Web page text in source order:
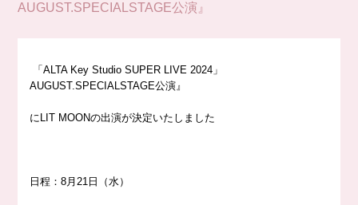
AUGUST.SPECIALSTAGE公演』
「ALTA Key Studio SUPER LIVE 2024」
AUGUST.SPECIALSTAGE公演』
にLIT MOONの出演が決定いたしました
日程：8月21日（水）